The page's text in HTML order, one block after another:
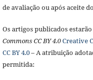
de avaliação ou após aceite
Os artigos publicados
Commons CC BY 4.0Creative
CC BY 4.0– A atribuição
permitida: